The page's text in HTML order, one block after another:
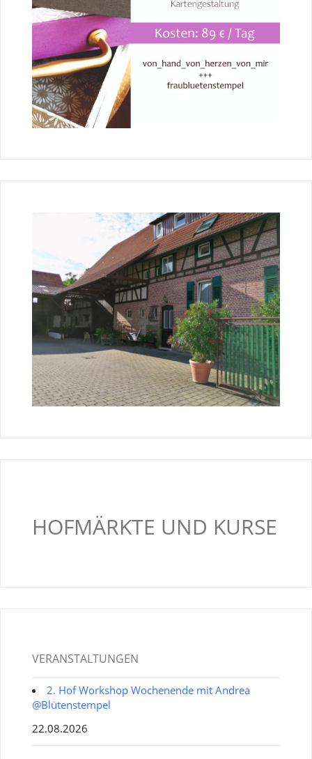
HOFMÄRKTE UND KURSE
VERANSTALTUNGEN
2. Hof Workshop Wochenende mit Andrea
@Blütenstempel
22.08.2026